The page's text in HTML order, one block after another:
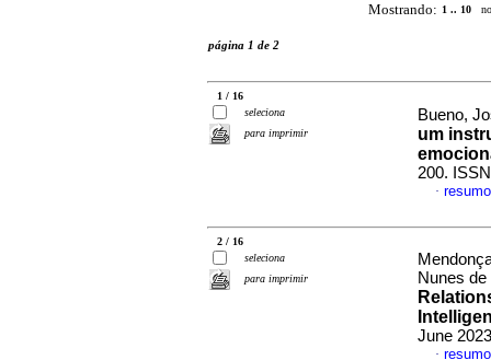
Mostrando: 1 .. 10
página 1 de 2
1 / 16
seleciona
para imprimir
Bueno,
um
200.
·
2 / 16
seleciona
para imprimir
Nunes
June
·